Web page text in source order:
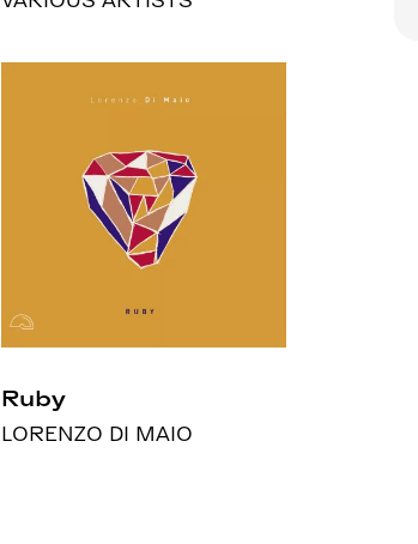
Ruby
LORENZO DI MAIO